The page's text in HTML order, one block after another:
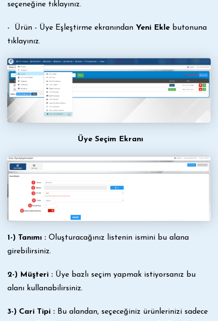
seçeneğine tıklayınız.
- Ürün - Üye Eşleştirme ekranından Yeni Ekle butonuna
tıklayınız.
Üye Seçim Ekranı
1-) Tanımı : Oluşturacağınız listenin ismini bu alana
girebilirsiniz.
2-) Müşteri : Üye bazlı seçim yapmak istiyorsanız bu
alanı kullanabilirsiniz.
3-) Cari Tipi : Bu alandan, seçeceğiniz ürünlerinizi sadece